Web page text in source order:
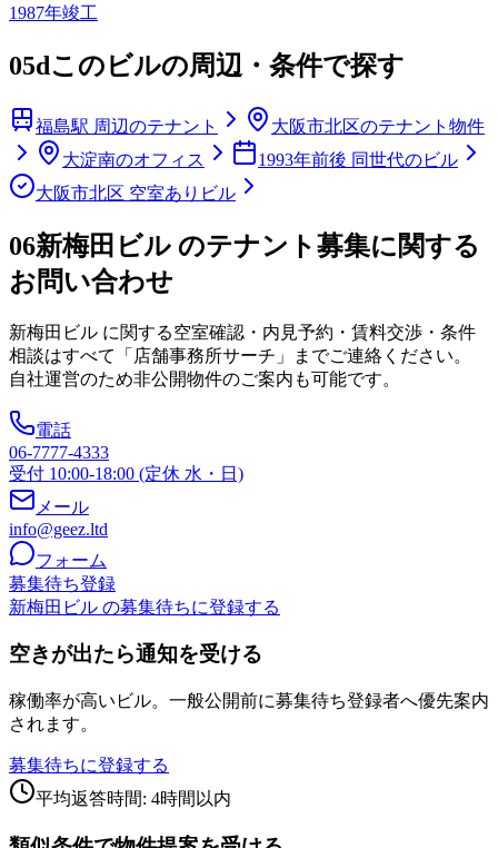
1987年竣工
05dこのビルの周辺・条件で探す
福島駅 周辺のテナント
大阪市北区のテナント物件
大淀南のオフィス
1993年前後 同世代のビル
大阪市北区 空室ありビル
06新梅田ビル のテナント募集に関する
お問い合わせ
新梅田ビル に関する空室確認・内見予約・賃料交渉・条件
相談はすべて「店舗事務所サーチ」までご連絡ください。
自社運営のため非公開物件のご案内も可能です。
電話
06-7777-4333
受付 10:00-18:00 (定休 水・日)
メール
info@geez.ltd
フォーム
募集待ち登録
新梅田ビル の募集待ちに登録する
空きが出たら通知を受ける
稼働率が高いビル。一般公開前に募集待ち登録者へ優先案内
されます。
募集待ちに登録する
平均返答時間: 4時間以内